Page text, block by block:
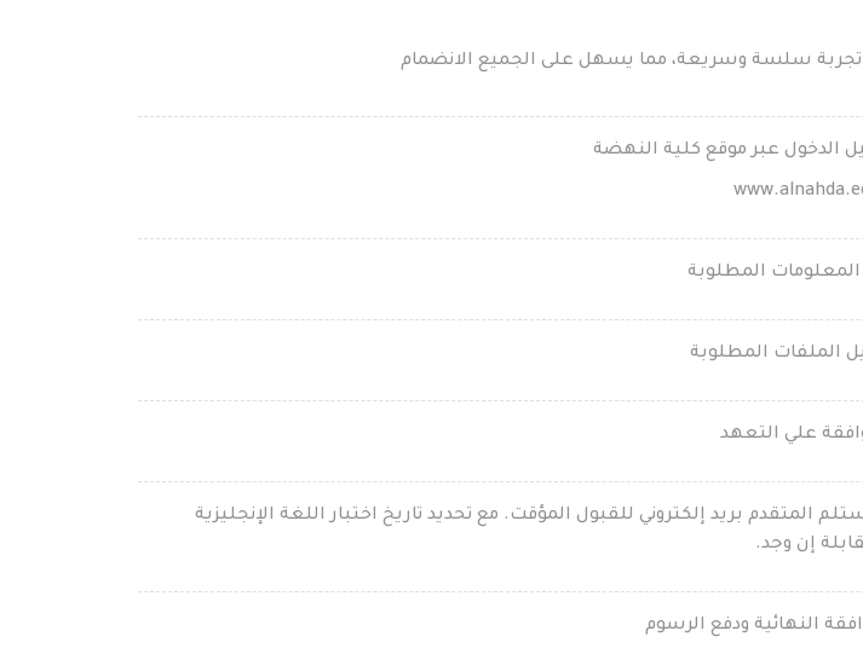
تجربة سلسة وسريعة، مما يسهل على الجميع الانضمام
الدخول عبر موقع كلية النهضة
المطلوبة
الملفات المطلوبة
علي التعهد
المتقدم بريد إلكتروني للقبول المؤقت. مع تحديد تاريخ اختبار اللغة الإنجليزية
إن وجد.
النهائية ودفع الرسوم